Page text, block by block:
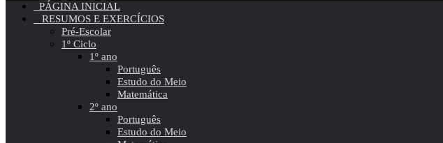
PÁGINA INICIAL
RESUMOS E EXERCÍCIOS
Pré-Escolar
1º Ciclo
1º ano
Português
Estudo do Meio
Matemática
2º ano
Português
Estudo do Meio